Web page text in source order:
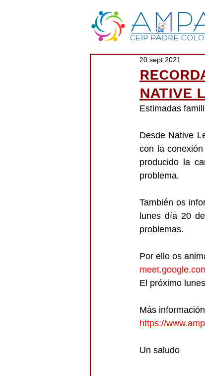
NATIVE
20 sept 2021
Estimadas
Desde Native
con la
producido la
problema.
También os
lunes día 20
problemas.
Por ello os
El próximo
Más
https://
Un saludo